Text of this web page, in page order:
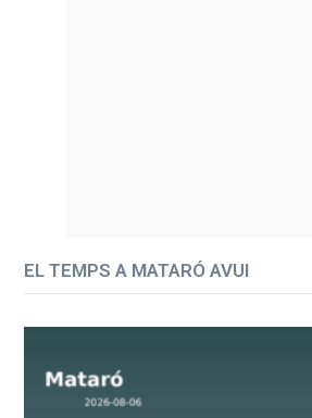
EL TEMPS A MATARÓ AVUI